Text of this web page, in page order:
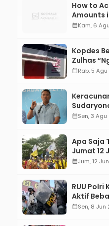
How to
Amounts
calendar_monthKam, 6
Kopdes
Zulhas
calendar_monthRab, 5
calendar_monthSen, 3
Apa Saja
Jumat 12
calendar_monthJum, 12
RUU Polri
Aktif
calendar_monthSen, 8 Jun